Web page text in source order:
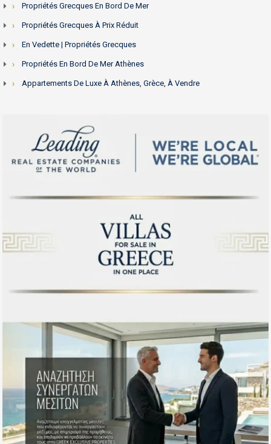
Propriétés Grecques En Bord De Mer
Propriétés Grecques À Prix Réduit
En Vedette | Propriétés Grecques
Propriétés En Bord De Mer Athènes
Appartements De Luxe À Athènes, Grèce, À Vendre